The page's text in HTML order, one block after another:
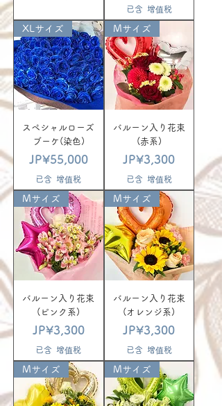
已含 增值税
XLサイズ
スペシャルローズ
ブーケ(染色)
價格
JP¥55,000
已含 增值税
Mサイズ
バルーン入り花束
(赤系)
價格
JP¥3,300
已含 增值税
Mサイズ
バルーン入り花束
(ピンク系)
價格
JP¥3,300
已含 增值税
Mサイズ
バルーン入り花束
(オレンジ系)
價格
JP¥3,300
已含 增值税
Mサイズ Mサイズ